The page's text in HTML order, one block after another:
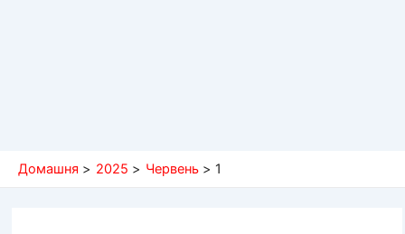
Домашня 2025 Червень 1